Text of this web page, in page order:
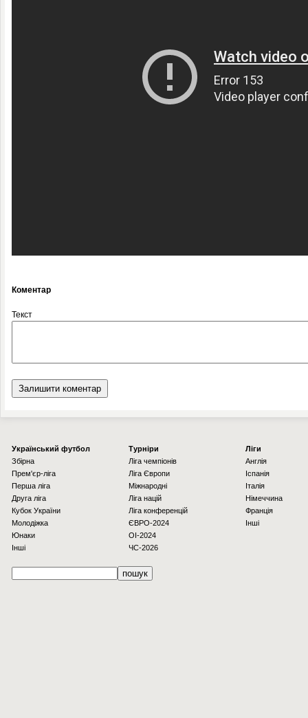
Коментар
Текст
Українcький футбол
Збірна
Прем'єр-ліга
Перша ліга
Друга ліга
Кубок України
Молодіжка
Юнаки
Інші
Турніри
Ліга чемпіонів
Ліга Європи
Міжнародні
Ліга націй
Ліга конференцій
ЄВРО-2024
OI-2024
ЧС-2026
Ліги
Англія
Іспанія
Італія
Німеччина
Франція
Інші